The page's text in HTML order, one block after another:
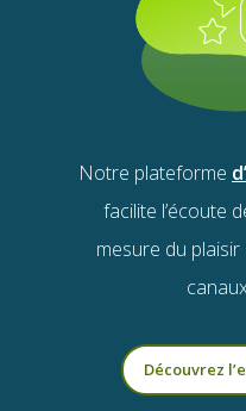
Notre plateforme
facilite l’écoute
mesure du
Découvrez